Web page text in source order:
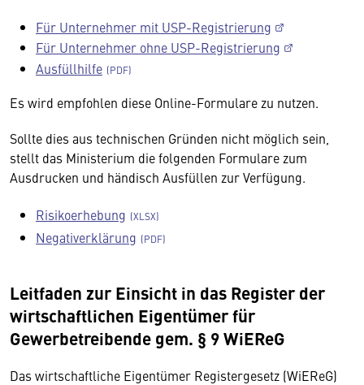
Für Unternehmer mit USP-Registrierung
Für Unternehmer ohne USP-Registrierung
Ausfüllhilfe
Es wird empfohlen diese Online-Formulare zu nutzen.
Sollte dies aus technischen Gründen nicht möglich sein,
stellt das Ministerium die folgenden Formulare zum
Ausdrucken und händisch Ausfüllen zur Verfügung.
Risikoerhebung
Negativerklärung
Leitfaden zur Einsicht in das Register der
wirtschaftlichen Eigentümer für
Gewerbetreibende gem. § 9 WiEReG
Das wirtschaftliche Eigentümer Registergesetz (WiEReG)